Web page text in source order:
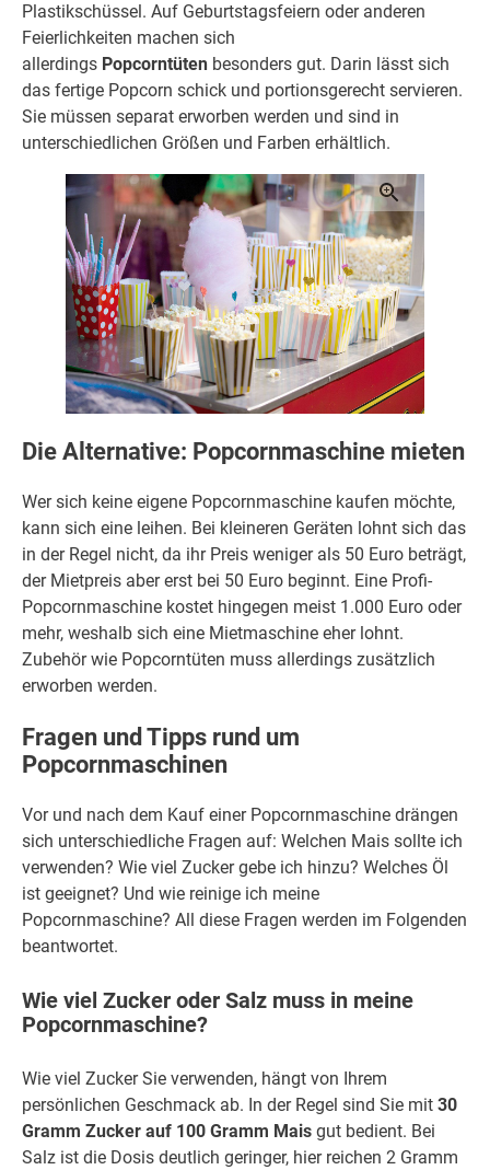
Plastikschüssel. Auf Geburtstagsfeiern oder anderen
Feierlichkeiten machen sich
allerdings Popcorntüten besonders gut. Darin lässt sich
das fertige Popcorn schick und portionsgerecht servieren.
Sie müssen separat erworben werden und sind in
unterschiedlichen Größen und Farben erhältlich.
Die Alternative: Popcornmaschine mieten
Wer sich keine eigene Popcornmaschine kaufen möchte,
kann sich eine leihen. Bei kleineren Geräten lohnt sich das
in der Regel nicht, da ihr Preis weniger als 50 Euro beträgt,
der Mietpreis aber erst bei 50 Euro beginnt. Eine Profi-
Popcornmaschine kostet hingegen meist 1.000 Euro oder
mehr, weshalb sich eine Mietmaschine eher lohnt.
Zubehör wie Popcorntüten muss allerdings zusätzlich
erworben werden.
Fragen und Tipps rund um
Popcornmaschinen
Vor und nach dem Kauf einer Popcornmaschine drängen
sich unterschiedliche Fragen auf: Welchen Mais sollte ich
verwenden? Wie viel Zucker gebe ich hinzu? Welches Öl
ist geeignet? Und wie reinige ich meine
Popcornmaschine? All diese Fragen werden im Folgenden
beantwortet.
Wie viel Zucker oder Salz muss in meine
Popcornmaschine?
Wie viel Zucker Sie verwenden, hängt von Ihrem
persönlichen Geschmack ab. In der Regel sind Sie mit 30
Gramm Zucker auf 100 Gramm Mais gut bedient. Bei
Salz ist die Dosis deutlich geringer, hier reichen 2 Gramm